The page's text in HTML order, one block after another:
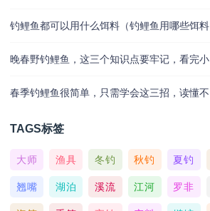
钓鲤鱼都可以用什么饵料（钓鲤鱼用哪些饵料
晚春野钓鲤鱼，这三个知识点要牢记，看完小
春季钓鲤鱼很简单，只需学会这三招，读懂不
TAGS标签
大师 渔具 冬钓 秋钓 夏钓
翘嘴 湖泊 溪流 江河 罗非